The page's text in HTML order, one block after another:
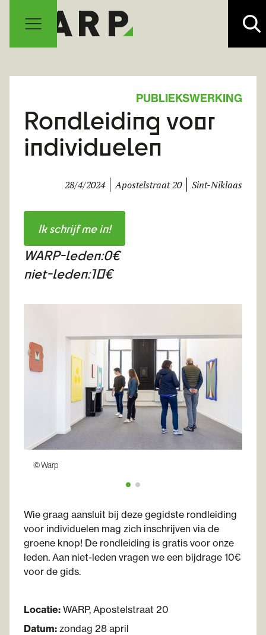
PUBLIEKSWERKING
Rondleiding voor
individuelen
28/4/2024 Apostelstraat 20 Sint-Niklaas
Ik schrijf me in!
WARP-leden:0€
niet-leden:10€
Wie graag aansluit bij deze gegidste rondleiding
voor individuelen mag zich inschrijven via de
groene knop! De rondleiding is gratis voor onze
leden. Aan niet-leden vragen we een bijdrage 10€
voor de gids.
Locatie: WARP, Apostelstraat 20
Datum: zondag 28 april
© Warp